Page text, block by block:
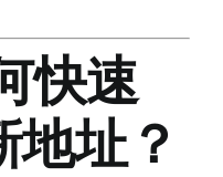
快速
地址？